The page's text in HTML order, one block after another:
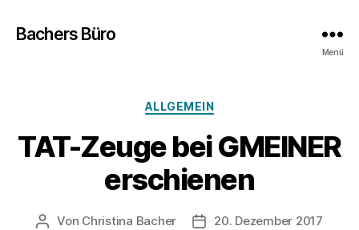
Bachers Büro
Menü
Kategorien
ALLGEMEIN
TAT-Zeuge bei GMEINER
erschienen
Beitragsautor
Von Christina Bacher Veröffentlichungsdatum
20. Dezember 2017